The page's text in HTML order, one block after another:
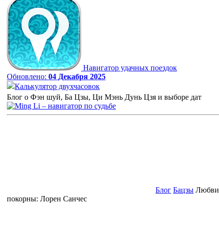
Навигатор удачных поездок
Обновлено: 04 Декабря 2025
Калькулятор двухчасовок
Блог о Фэн шуй, Ба Цзы, Ци Мэнь Дунь Цзя и выборе дат
Блог Бацзы Любви
покорны: Лорен Санчес